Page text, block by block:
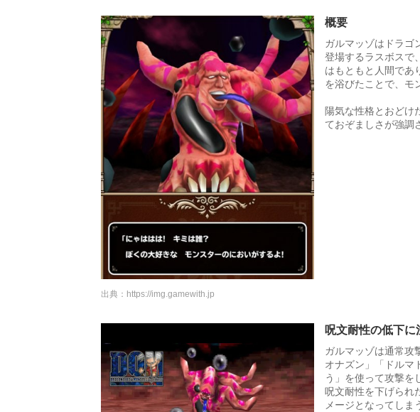
概要
ガルマッゾはドラゴ
登場するラスボスで
はもともと人間であ
を浴びたことで、モ
陽気な性格とおどけ
ておぞましさが強調
出典： https://img.gamewith.jp
呪文耐性の低下に
ガルマッゾは通常攻
オナズン」「ドルマ
う」を使って攻撃を
呪文耐性を下げられ
メージとなってしま